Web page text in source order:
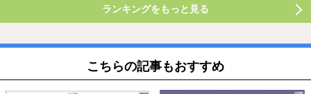
ランキングをもっと見る
こちらの記事もおすすめ